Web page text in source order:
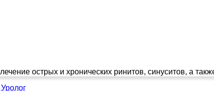
острых и хронических ринитов, синуситов, а